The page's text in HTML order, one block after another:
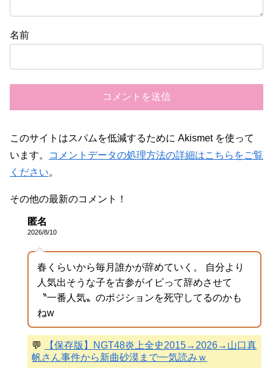
名前
このサイトはスパムを低減するために Akismet を使って
います。
コメントデータの処理方法の詳細はこちらをご覧
ください。
その他の最新のコメント！
匿名
2026/8/10
春くらいから毎月誰かが辞めていく。 自分より
人気出そうな子を古参がイビって辞めさせて
〝一番人気〟のポジションを死守してるのかも
ねw
💬
【保存版】NGT48炎上全史2015→2026→山口真
帆さん事件から新曲砂漠まで一気読みｗ